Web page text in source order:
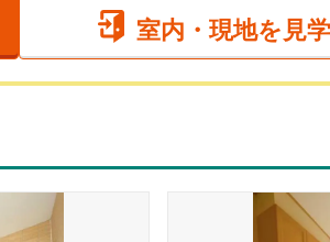
室内・現地を見